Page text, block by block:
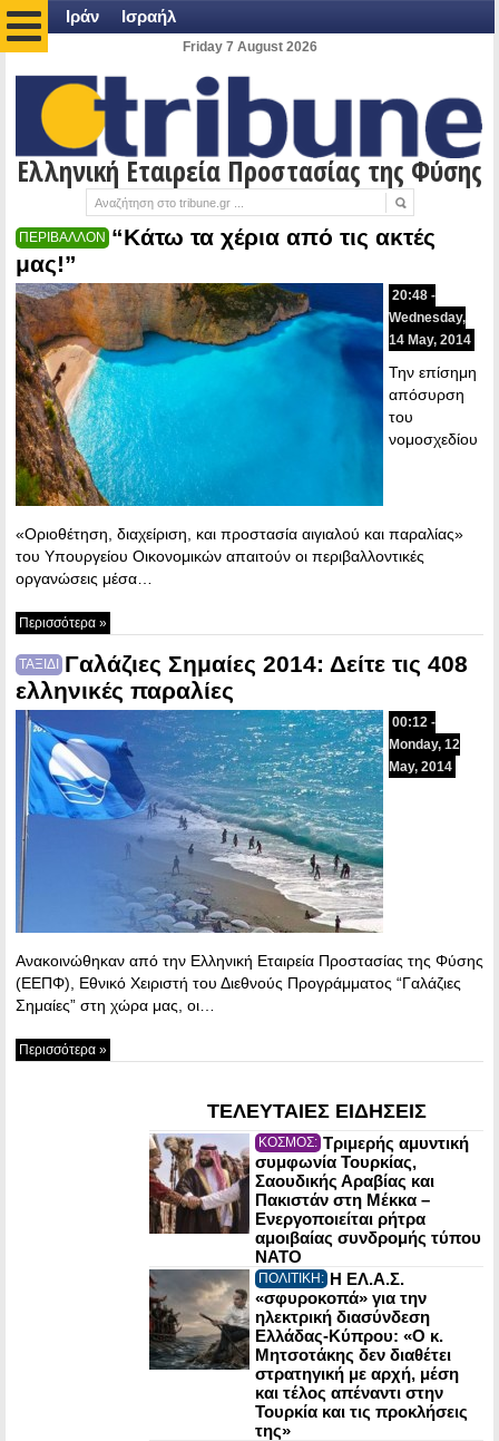
Ιράν Ισραήλ
Friday 7 August 2026
Ελληνική Εταιρεία Προστασίας της Φύσης
ΠΕΡΙΒΑΛΛΟΝ “Κάτω τα χέρια από τις ακτές
μας!”
20:48 -
Wednesday,
14 May, 2014
Την επίσημη
απόσυρση
του
νομοσχεδίου
«Οριοθέτηση, διαχείριση, και προστασία αιγιαλού και παραλίας»
του Υπουργείου Οικονομικών απαιτούν οι περιβαλλοντικές
οργανώσεις μέσα…
Περισσότερα »
ΤΑΞΙΔΙ Γαλάζιες Σημαίες 2014: Δείτε τις 408
ελληνικές παραλίες
00:12 -
Monday, 12
May, 2014
Ανακοινώθηκαν από την Ελληνική Εταιρεία Προστασίας της Φύσης
(ΕΕΠΦ), Εθνικό Χειριστή του Διεθνούς Προγράμματος “Γαλάζιες
Σημαίες” στη χώρα μας, οι…
Περισσότερα »
ΤΕΛΕΥΤΑΙΕΣ ΕΙΔΗΣΕΙΣ
ΚΟΣΜΟΣ: Τριμερής αμυντική
συμφωνία Τουρκίας,
Σαουδικής Αραβίας και
Πακιστάν στη Μέκκα –
Ενεργοποιείται ρήτρα
αμοιβαίας συνδρομής τύπου
NATO
ΠΟΛΙΤΙΚΗ: Η ΕΛ.Α.Σ.
«σφυροκοπά» για την
ηλεκτρική διασύνδεση
Ελλάδας-Κύπρου: «Ο κ.
Μητσοτάκης δεν διαθέτει
στρατηγική με αρχή, μέση
και τέλος απέναντι στην
Τουρκία και τις προκλήσεις
της»